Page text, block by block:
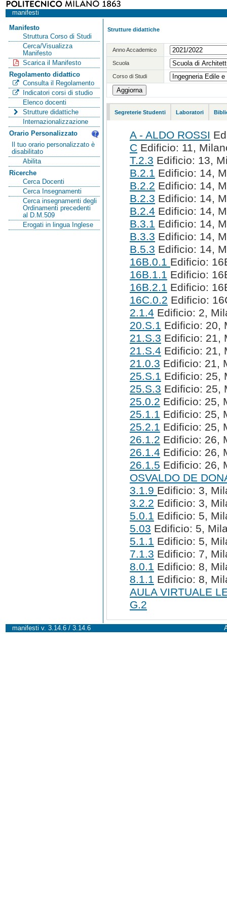
manifesti
Manifesto
Struttura Corso di Studi
Cerca/Visualizza
Manifesto
Scarica il Manifesto
Regolamento didattico
Consulta il Regolamento
Indicatori corsi di studio
Elenco docenti
Strutture didattiche
Internazionalizzazione
Orario Personalizzato
Il tuo orario personalizzato è
disabilitato
Abilita
Ricerche
Cerca Docenti
Cerca Insegnamenti
Cerca insegnamenti degli
Ordinamenti precedenti
al D.M.509
Erogati in lingua Inglese
Strutture didattiche
Anno Accademico
Scuola
Corso di Studi
Segreterie Studenti Laboratori
A - ALDO ROSSI
CEdificio: 11,
T.2.3 Edificio: 13,
B.2.1 Edificio: 14,
B.2.2 Edificio: 14,
B.2.3 Edificio: 14,
B.2.4 Edificio: 14,
B.3.1 Edificio: 14,
B.3.3 Edificio: 14,
B.5.3 Edificio: 14,
16B.0.1 Edificio:
16B.1.1 Edificio:
16B.2.1 Edificio:
16C.0.2 Edificio:
2.1.4 Edificio: 2,
20.S.1 Edificio: 20,
21.S.3 Edificio: 21,
21.S.4 Edificio: 21,
21.0.3 Edificio: 21,
25.S.1 Edificio: 25,
25.S.3 Edificio: 25,
25.0.2 Edificio: 25,
25.1.1 Edificio: 25,
25.2.1 Edificio: 25,
26.1.2 Edificio: 26,
26.1.4 Edificio: 26,
26.1.5 Edificio: 26,
OSVALDO DE
3.1.9 Edificio: 3,
3.2.2 Edificio: 3,
5.0.1 Edificio: 5,
5.03 Edificio: 5,
5.1.1 Edificio: 5,
7.1.3 Edificio: 7,
8.0.1 Edificio: 8,
8.1.1 Edificio: 8,
AULA VIRTUALE
G.2
manifesti v. 3.14.6 / 3.14.6